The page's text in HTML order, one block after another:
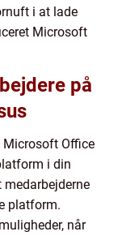
i at lade
Microsoft
på
Microsoft Office
i din
medarbejderne
platform.
når